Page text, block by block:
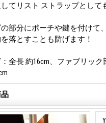
てリスト ストラップとして
の部分にポーチや鍵を付けて
落とすことも防げます！
全長 約16cm、ファブリック